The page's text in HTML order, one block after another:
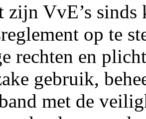
zijn VvE’s
op te
rechten en
gebruik,
met de